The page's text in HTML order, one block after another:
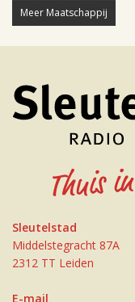
Meer Maatschappij
Sleutelstad
Middelstegracht 87A
2312 TT Leiden
E-mail